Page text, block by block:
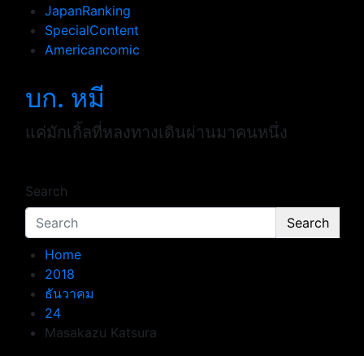
JapanRanking
SpecialContent
Americancomic
บก. หมี
แค่มักเกิ้ลที่หลงทางเดินผ่านมาคนหนึ่ง
Search
Search
Home
2018
ธันวาคม
24
Masakazu Katsura